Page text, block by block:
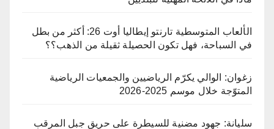
الألعاب المتوسطية تارنتو إيطاليا أوت 26: أكثر من بطل
في السباحة، فهل تكون الحصيلة ثقيلة من الذهب؟؟
زغوان: الوالي يكرّم الرياضيين والجمعيات الرياضية
المتوّجة خلال موسم 2025-2026
سليانة: جهود مضنية للسيطرة على حريق جبل المرقب